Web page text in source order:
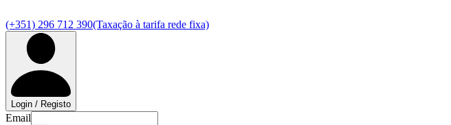
(+351) 296 712 390(Taxação à tarifa rede fixa)
Login / Registo
Email